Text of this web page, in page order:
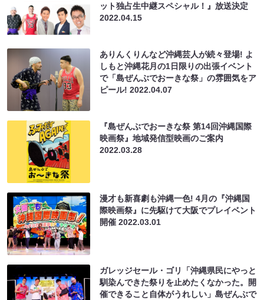
ット独占生中継スペシャル！』放送決定
2022.04.15
ありんくりんなど沖縄芸人が続々登場! よ
しもと沖縄花月の1日限りの出張イベント
で「島ぜんぶでおーきな祭」の雰囲気をア
ピール!2022.04.07
『島ぜんぶでおーきな祭 第14回沖縄国際
映画祭』地域発信型映画のご案内
2022.03.28
漫才も新喜劇も沖縄一色! 4月の『沖縄国
際映画祭』に先駆けて大阪でプレイベント
開催2022.03.01
ガレッジセール・ゴリ「沖縄県民にやっと
馴染んできた祭りを止めたくなかった。開
催できること自体がうれしい」島ぜんぶで